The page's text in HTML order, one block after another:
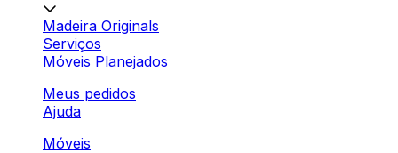
Madeira Originals
Serviços
Móveis Planejados
Meus pedidos
Ajuda
Móveis